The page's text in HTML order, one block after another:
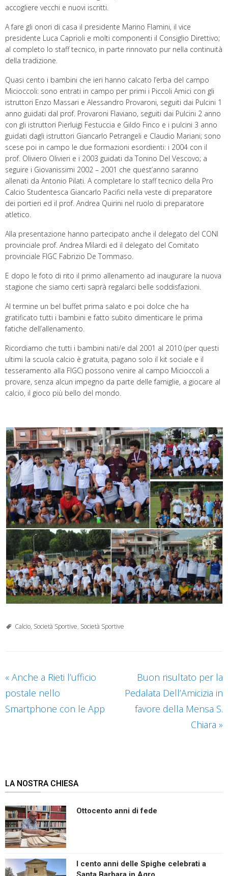
accogliere vecchi e nuovi iscritti.
A fare gli onori di casa il presidente Marino Flamini, il vice
presidente Luca Caprioli e molti componenti il Consiglio Direttivo;
al completo lo staff tecnico, in parte rinnovato pur nella continuità
della tradizione.
Quasi cento i bambini che ieri hanno calcato l’erba del campo
Micioccoli: sono entrati in campo per primi i Piccoli Amici con gli
istruttori Enzo Massari e Alessandro Provaroni, seguiti dai Pulcini 1
anno guidati dal prof. Provaroni Flaviano, seguiti dai Pulcini 2 anno
con gli istruttori Pierluigi Festuccia e Gildo Finco e i pulcini 3 anno
guidati dagli istruttori Giancarlo Petrangeli e Claudio Mariani; sono
scese poi in campo le due formazioni esordienti: i 2004 con il
prof. Oliviero Olivieri e i 2003 guidati da Tonino Del Vescovo; a
seguire i Giovanissimi 2002 – 2001 che quest’anno saranno
allenati da Antonio Pilati. A completare lo staff tecnico della Pro
Calcio Studentesca Giancarlo Pacifici nella veste di preparatore
dei portieri ed il prof. Andrea Quirini nel ruolo di preparatore
atletico.
Alla presentazione hanno partecipato anche il delegato del CONI
provinciale prof. Andrea Milardi ed il delegato del Comitato
provinciale FIGC Fabrizio De Tommaso.
E dopo le foto di rito il primo allenamento ad inaugurare la nuova
stagione che siamo certi saprà regalarci belle soddisfazioni.
Al termine un bel buffet prima salato e poi dolce che ha
gratificato tutti i bambini e fatto subito dimenticare le prima
fatiche dell’allenamento.
Ricordiamo che tutti i bambini nati/e dal 2001 al 2010 (per questi
ultimi la scuola calcio è gratuita, pagano solo il kit sociale e il
tesseramento alla FIGC) possono venire al campo Micioccoli a
provare, senza alcun impegno da parte delle famiglie, a giocare al
calcio, il gioco più bello del mondo.
Calcio, Società Sportive, Società Sportive
« Anche a Rieti l’ufficio
postale nello
Smartphone con le App
Buon risultato per la
Pedalata Dell’Amicizia in
favore della Mensa S.
Chiara »
LA NOSTRA CHIESA
Ottocento anni di fede
I cento anni delle Spighe celebrati a